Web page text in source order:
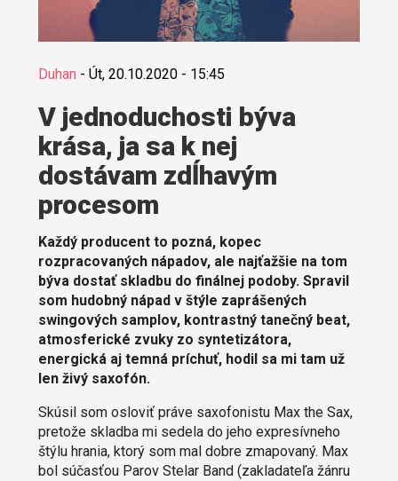
Duhan - Út, 20.10.2020 - 15:45
V jednoduchosti býva
krása, ja sa k nej
dostávam zdĺhavým
procesom
Každý producent to pozná, kopec
rozpracovaných nápadov, ale najťažšie na tom
býva dostať skladbu do finálnej podoby. Spravil
som hudobný nápad v štýle zaprášených
swingových samplov, kontrastný tanečný beat,
atmosferické zvuky zo syntetizátora,
energická aj temná príchuť, hodil sa mi tam už
len živý saxofón.
Skúsil som osloviť práve saxofonistu Max the Sax,
pretože skladba mi sedela do jeho expresívneho
štýlu hrania, ktorý som mal dobre zmapovaný. Max
bol súčasťou Parov Stelar Band (zakladateľa žánru